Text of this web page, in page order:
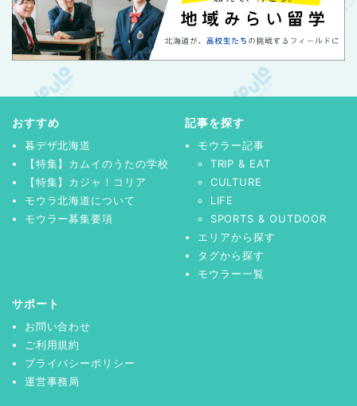
おすすめ
暮デザ北海道
【特集】カムイのうたの学校
【特集】カジャ！コリア
モウラ北海道について
モウラー募集要項
記事を探す
モウラー記事
TRIP & EAT
CULTURE
LIFE
SPORTS & OUTDOOR
エリアから探す
タグから探す
モウラー一覧
サポート
お問い合わせ
ご利用規約
プライバシーポリシー
運営事務局